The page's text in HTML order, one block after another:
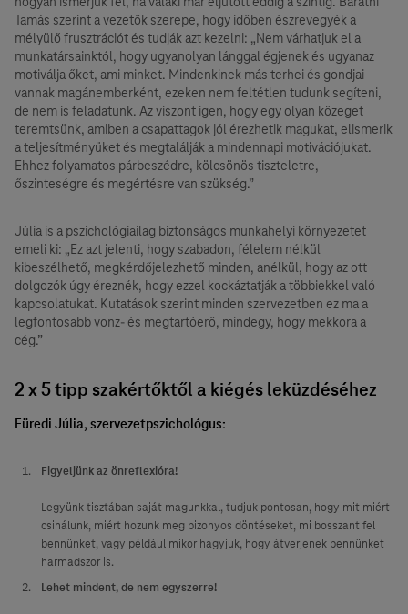
Tamás szerint a vezetők szerepe, hogy időben észrevegyék a
mélyülő frusztrációt és tudják azt kezelni: „Nem várhatjuk el a
munkatársainktól, hogy ugyanolyan lánggal égjenek és ugyanaz
motiválja őket, ami minket. Mindenkinek más terhei és gondjai
vannak magánemberként, ezeken nem feltétlen tudunk segíteni,
de nem is feladatunk. Az viszont igen, hogy egy olyan közeget
teremtsünk, amiben a csapattagok jól érezhetik magukat, elismerik
a teljesítményüket és megtalálják a mindennapi motivációjukat.
Ehhez folyamatos párbeszédre, kölcsönös tiszteletre,
őszinteségre és megértésre van szükség.”
Júlia is a pszichológiailag biztonságos munkahelyi környezetet
emeli ki: „Ez azt jelenti, hogy szabadon, félelem nélkül
kibeszélhető, megkérdőjelezhető minden, anélkül, hogy az ott
dolgozók úgy éreznék, hogy ezzel kockáztatják a többiekkel való
kapcsolatukat. Kutatások szerint minden szervezetben ez ma a
legfontosabb vonz- és megtartóerő, mindegy, hogy mekkora a
cég.”
2 x 5 tipp szakértőktől a kiégés leküzdéséhez
Füredi Júlia, szervezetpszichológus:
Figyeljünk az önreflexióra!
Legyünk tisztában saját magunkkal, tudjuk pontosan, hogy mit miért
csinálunk, miért hozunk meg bizonyos döntéseket, mi bosszant fel
bennünket, vagy például mikor hagyjuk, hogy átverjenek bennünket
harmadszor is.
Lehet mindent, de nem egyszerre!